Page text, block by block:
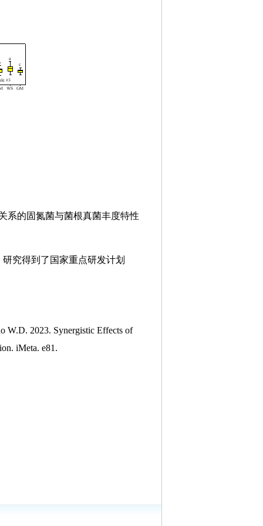
系的固氮菌与菌根真菌丰度特性
究得到了国家重点研发计划
W.D. 2023. Synergistic Effects of
iMeta. e81.